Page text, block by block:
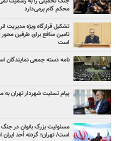
محکم گام برمی‌دارد
تشکیل قرارگاه ویژه مدیریت
تامین منافع برای طرفین
است
نامه دسته جمعی نمایندگان
پیام تسلیت شهردار تهران
مسئولیت بزرگ بانوان در
است/ تهران؛ گردنه اُحد ایران